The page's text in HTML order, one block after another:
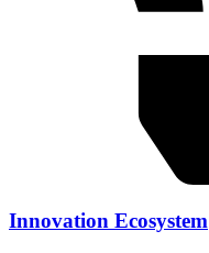
Innovation Ecosystem